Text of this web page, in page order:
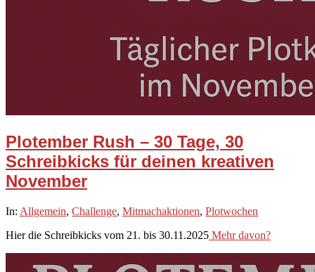
Plotember Rush – 30 Tage, 30
Schreibkicks für deinen kreativen
November
2025-
21
In: Allgemein, Challenge, Mitmachaktionen, Plotwochen
Hier die Schreibkicks vom 21. bis 30.11.2025 Mehr davon?